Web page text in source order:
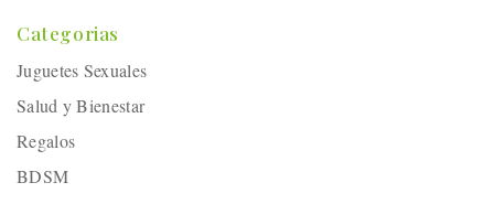
Categorias
Juguetes Sexuales
Salud y Bienestar
Regalos
BDSM